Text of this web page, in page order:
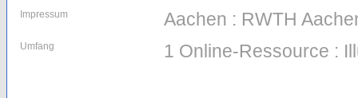
Impressum Aachen : RWTH
Umfang 1 Online-Ressource :